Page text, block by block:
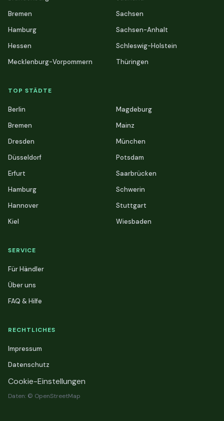
Bremen
Hamburg
Hessen
Mecklenburg-Vorpommern
Sachsen
Sachsen-Anhalt
Schleswig-Holstein
Thüringen
TOP STÄDTE
Berlin
Bremen
Dresden
Düsseldorf
Erfurt
Hamburg
Hannover
Kiel
Magdeburg
Mainz
München
Potsdam
Saarbrücken
Schwerin
Stuttgart
Wiesbaden
SERVICE
Für Händler
Über uns
FAQ & Hilfe
RECHTLICHES
Impressum
Datenschutz
Cookie-Einstellungen
Daten: © OpenStreetMap